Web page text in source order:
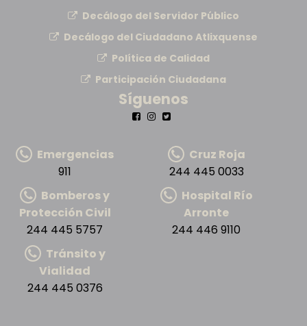
Decálogo del Servidor Público
Decálogo del Ciudadano Atlixquense
Política de Calidad
Participación Ciudadana
Síguenos
Emergencias
911
Cruz Roja
244 445 0033
Bomberos y
Protección Civil
244 445 5757
Hospital Río
Arronte
244 446 9110
Tránsito y
Vialidad
244 445 0376